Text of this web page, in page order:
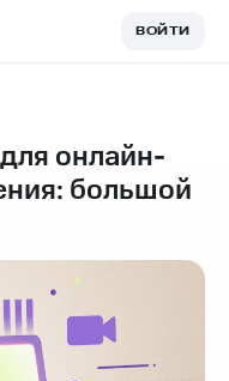
ВОЙТИВОЙТИ
онлайн-
большой